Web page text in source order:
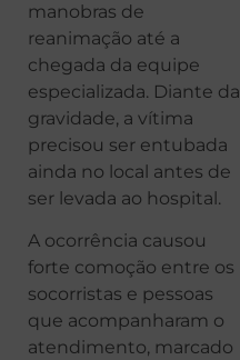
manobras de
reanimação até a
chegada da equipe
especializada. Diante da
gravidade, a vítima
precisou ser entubada
ainda no local antes de
ser levada ao hospital.
A ocorrência causou
forte comoção entre os
socorristas e pessoas
que acompanharam o
atendimento, marcado